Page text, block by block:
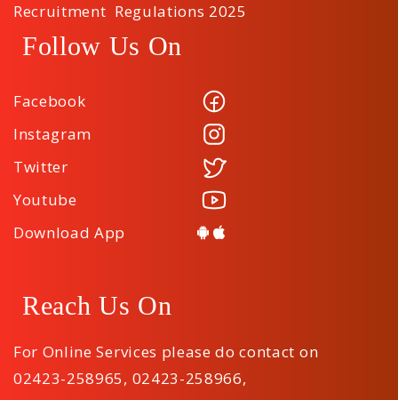
Recruitment Regulations 2025
Follow Us On
Facebook
Instagram
Twitter
Youtube
Download App
Reach Us On
For Online Services please do contact on
02423-258965, 02423-258966,